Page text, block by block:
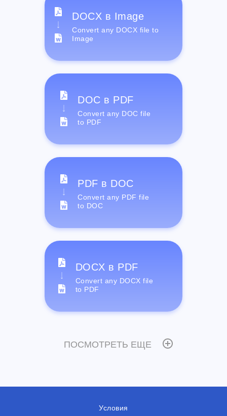
DOCX в Image
Convert any DOCX file to
Image
DOC в PDF
Convert any DOC file
to PDF
PDF в DOC
Convert any PDF file
to DOC
DOCX в PDF
Convert any DOCX file
to PDF
ПОСМОТРЕТЬ ЕЩЕ
Условия